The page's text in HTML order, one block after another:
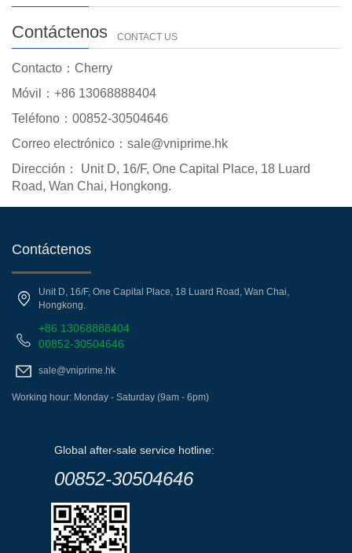
Contáctenos CONTACT US
Contacto：Cherry
Móvil：+86 13068888404
Teléfono：00852-30504646
Correo electrónico：sale@vniprime.hk
Dirección： Unit D, 16/F, One Capital Place, 18 Luard
Road, Wan Chai, Hongkong.
Contáctenos
Unit D, 16/F, One Capital Place, 18 Luard Road, Wan Chai,
Hongkong.
+86 13068888404
00852-30504646
sale@vniprime.hk
Working hour: Monday - Saturday (9am - 6pm)
Global after-sale service hotline:
00852-30504646